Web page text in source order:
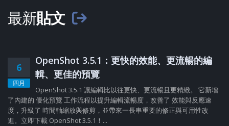
最新貼文
6
四月
OpenShot 3.5.1：更快的效能、更流暢的編
輯、更佳的預覽
OpenShot 3.5.1 讓編輯比以往更快、更流暢且更精緻。 它新增
了內建的 優化預覽 工作流程以提升編輯流暢度，改善了 效能與反應速
度，升級了 時間軸縮放與修剪，並帶來一長串重要的修正與可用性改
進。立即下載 OpenShot 3.5.1！...